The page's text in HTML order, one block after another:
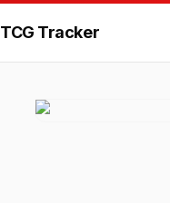
TCG Tracker